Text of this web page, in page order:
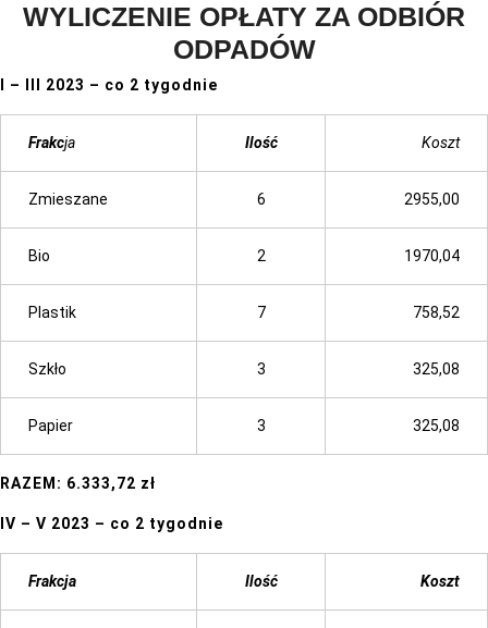
WYLICZENIE OPŁATY ZA ODBIÓR
ODPADÓW
I – III 2023 – co 2 tygodnie
Frakcja Ilość Koszt
Zmieszane 6 2955,00
Bio 2 1970,04
Plastik 7 758,52
Szkło 3 325,08
Papier 3 325,08
RAZEM: 6.333,72 zł
IV – V 2023 – co 2 tygodnie
Frakcja Ilość Koszt